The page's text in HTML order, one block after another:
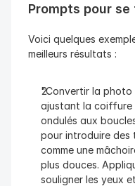
Prompts pour
Voici quelques
meilleurs résultats :
"Convertir la photo
ajustant la coiffure
ondulés aux
pour introduire des
comme une
plus douces.
souligner les yeux